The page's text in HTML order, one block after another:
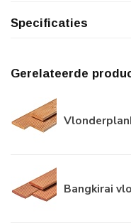
Specificaties
Gerelateerde
Bangkirai